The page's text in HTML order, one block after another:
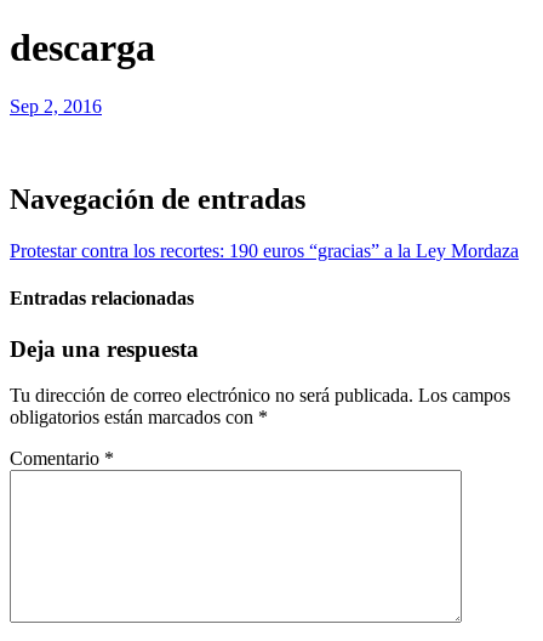
descarga
Sep 2, 2016
Navegación de entradas
Protestar contra los recortes: 190 euros “gracias” a la Ley Mordaza
Entradas relacionadas
Deja una respuesta
Tu dirección de correo electrónico no será publicada. Los campos
obligatorios están marcados con *
Comentario *